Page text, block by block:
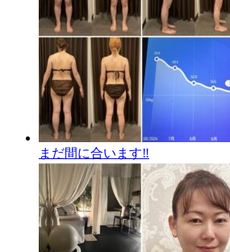
まだ間に合います‼️